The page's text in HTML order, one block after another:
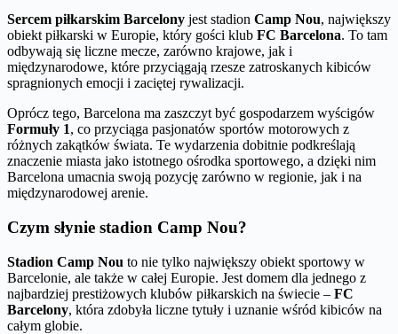
Sercem piłkarskim Barcelony jest stadion Camp Nou, największy
obiekt piłkarski w Europie, który gości klub FC Barcelona. To tam
odbywają się liczne mecze, zarówno krajowe, jak i
międzynarodowe, które przyciągają rzesze zatroskanych kibiców
spragnionych emocji i zaciętej rywalizacji.
Oprócz tego, Barcelona ma zaszczyt być gospodarzem wyścigów
Formuły 1, co przyciąga pasjonatów sportów motorowych z
różnych zakątków świata. Te wydarzenia dobitnie podkreślają
znaczenie miasta jako istotnego ośrodka sportowego, a dzięki nim
Barcelona umacnia swoją pozycję zarówno w regionie, jak i na
międzynarodowej arenie.
Czym słynie stadion Camp Nou?
Stadion Camp Nou to nie tylko największy obiekt sportowy w
Barcelonie, ale także w całej Europie. Jest domem dla jednego z
najbardziej prestiżowych klubów piłkarskich na świecie – FC
Barcelony, która zdobyła liczne tytuły i uznanie wśród kibiców na
całym globie.